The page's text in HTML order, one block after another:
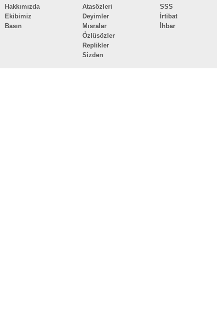
Hakkımızda
Ekibimiz
Basın
Atasözleri
Deyimler
Mısralar
Özlüsözler
Replikler
Sizden
SSS
İrtibat
İhbar